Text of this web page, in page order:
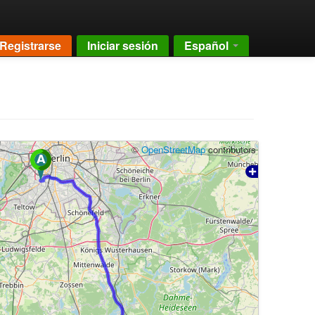
Registrarse Iniciar sesión Español
©OpenStreetMapcontributors